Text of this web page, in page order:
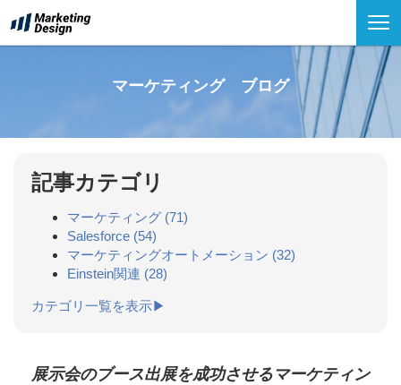
マーケティング ブログ
記事カテゴリ
マーケティング (71)
Salesforce (54)
マーケティングオートメーション (32)
Einstein関連 (28)
カテゴリ一覧を表示▶
展示会のブース出展を成功させるマーケティン